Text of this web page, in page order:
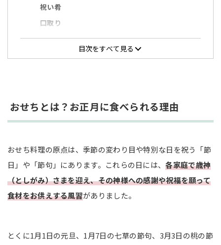
祝い肴
口取り
焼き物
日本でのおせちの変化
その他の正月料理の意味・由来
お餅：長寿を願う
お雑煮：無病息災
年越しそば：寿命を延ばしたい
まとめ
目次をすべて見る
おせちとは？お正月に食べられる理由
おせち料理の原点は、季節の変わり目や特別な日を祝う「節
日」や「節句」にあります。これらの日には、各家庭で歳神
（としがみ）さまを迎え、その神様への感謝や祝福を願って
食材をお供えする風習がありました。
とくに1月1日の元旦、1月7日の七草の節句、3月3日の桃の節